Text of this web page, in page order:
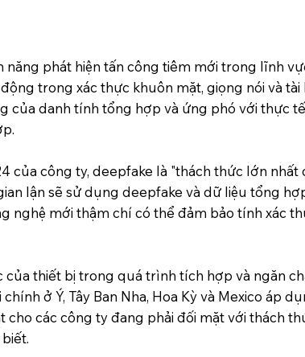
phát hiện tấn công tiêm mới trong lĩnh
trong xác thực khuôn mặt, giọng nói và
của danh tính tổng hợp và ứng phó với thực
của công ty, deepfake là "thách thức lớn
lận sẽ sử dụng deepfake và dữ liệu tổng
nghệ mới thậm chí có thể đảm bảo tính xác
của thiết bị trong quá trình tích hợp và ngăn
ở Ý, Tây Ban Nha, Hoa Kỳ và Mexico áp
các công ty đang phải đối mặt với thách